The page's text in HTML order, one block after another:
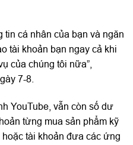
tin cá nhân của bạn và ngăn
tài khoản bạn ngay cả khi
của chúng tôi nữa”,
7-8.
YouTube, vẫn còn số dư
từng mua sản phẩm kỹ
tài khoản đưa các ứng